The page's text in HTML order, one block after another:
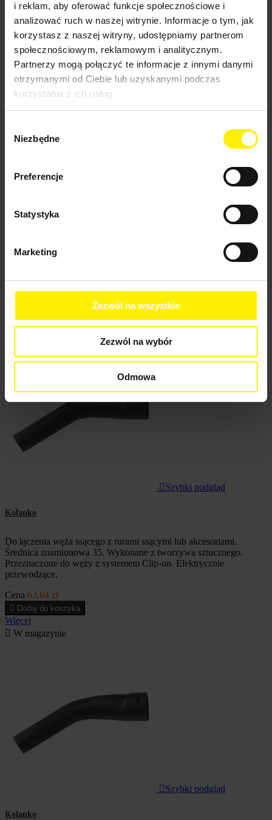
i reklam, aby oferować funkcje społecznościowe i
analizować ruch w naszej witrynie. Informacje o tym, jak
korzystasz z naszej witryny, udostępniamy partnerom
społecznościowym, reklamowym i analitycznym.
Partnerzy mogą połączyć te informacje z innymi danymi
otrzymanymi od Ciebie lub uzyskanymi podczas
korzystania z ich usług.
zgody
Niezbędne
Preferencje
Statystyka
Marketing
Zezwól na wszystkie
Zezwól na wybór
Odmowa
Blog
News
Jest 16 produktów.
Sprzedaż, od najwyższej do najniższej
Nazwa, A do Z
Reference, Z to A
Filtr
Pokazano 1-12 z 16 pozycji
Aktywne filtry
 Szybki podgląd
Kolanko
Do łączenia węża ssącego z rurami ssącymi lub akcesoriami.
Średnica znamionowa 35. Wykonane z tworzywa sztucznego.
Przeznaczone do węży z systemem Clip-on. Elektrycznie
przewodzące.
Cena 63,04 zł
 Dodaj do koszyka
Więcej
 W magazynie
 Szybki podgląd
Kolanko